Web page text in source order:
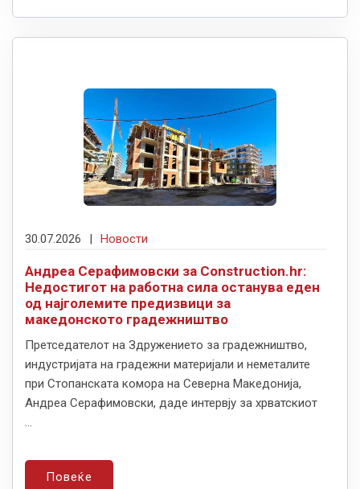
30.07.2026 | Новости
Андреа Серафимовски за Construction.hr:
Недостигот на работна сила останува еден
од најголемите предизвици за
македонското градежништво
Претседателот на Здружението за градежништво,
индустријата на градежни материјали и неметалите
при Стопанската комора на Северна Македонија,
Андреа Серафимовски, даде интервју за хрватскиот
...
Повеќе